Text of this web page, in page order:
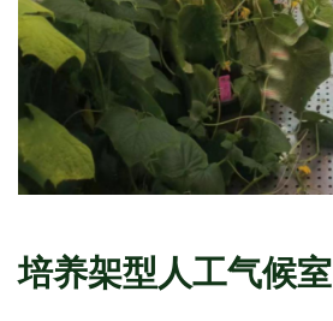
培养架型人工气候室